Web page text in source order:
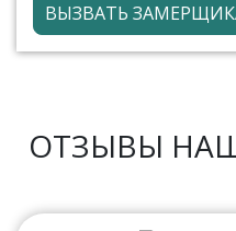
ВЫЗВАТЬ
ОТЗЫВЫ